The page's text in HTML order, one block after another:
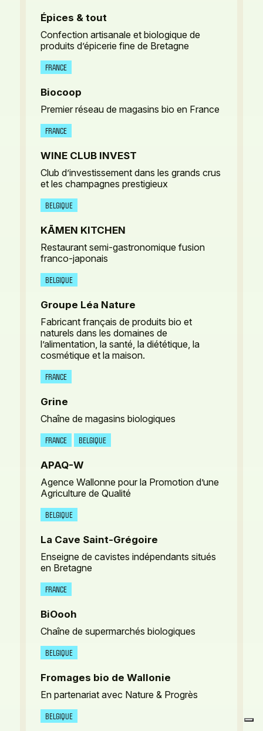
Épices & tout
Confection artisanale et biologique de
produits d’épicerie fine de Bretagne
FRANCE
Biocoop
Premier réseau de magasins bio en France
FRANCE
WINE CLUB INVEST
Club d’investissement dans les grands crus
et les champagnes prestigieux
BELGIQUE
KĀMEN KITCHEN
Restaurant semi-gastronomique fusion
franco-japonais
BELGIQUE
Groupe Léa Nature
Fabricant français de produits bio et
naturels dans les domaines de
l’alimentation, la santé, la diététique, la
cosmétique et la maison.
FRANCE
Grine
Chaîne de magasins biologiques
FRANCE BELGIQUE
APAQ-W
Agence Wallonne pour la Promotion d’une
Agriculture de Qualité
BELGIQUE
La Cave Saint-Grégoire
Enseigne de cavistes indépendants situés
en Bretagne
FRANCE
BiOooh
Chaîne de supermarchés biologiques
BELGIQUE
Fromages bio de Wallonie
En partenariat avec Nature & Progrès
BELGIQUE